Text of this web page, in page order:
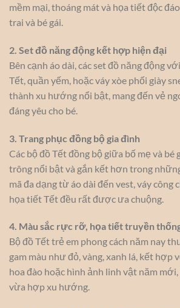
mềm mại, thoáng mát và họa tiết độc
trai và bé gái.
2. Set đồ năng động kết hợp hiện đại
Bên cạnh áo dài, các set đồ năng động
Tết, quần yếm, hoặc váy xòe phối giày
thành xu hướng nổi bật, mang đến vẻ
đáng yêu cho bé.
3. Trang phục đồng bộ gia đình
Các bộ đồ Tết đồng bộ giữa bố mẹ và bé
trông nổi bật và gắn kết hơn trong
mã đa dạng từ áo dài đến vest, váy công
họa tiết Tết đều rất được ưa chuộng.
4. Màu sắc rực rỡ, họa tiết truyền
Bộ đồ Tết trẻ em phong cách năm nay
gam màu như đỏ, vàng, xanh lá, kết hợp
hoa đào hoặc hình ảnh linh vật năm
vừa hợp xu hướng.